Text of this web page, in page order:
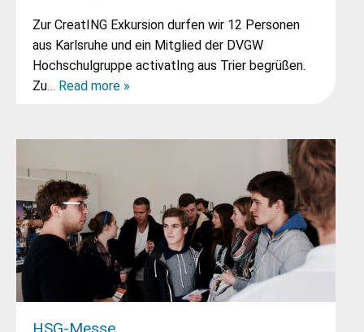
Zur CreatING Exkursion durfen wir 12 Personen
aus Karlsruhe und ein Mitglied der DVGW
Hochschulgruppe activatIng aus Trier begrüßen.
Zu… Read more »